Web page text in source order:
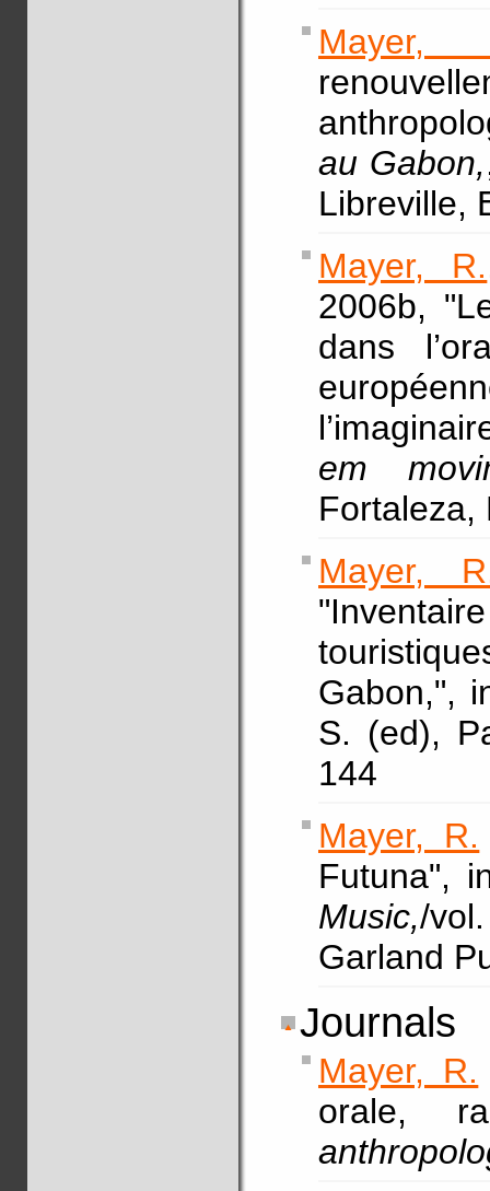
Mayer,
au Gabon,
Libreville,
Mayer, R.
2006b,
dans
em
Fortaleza,
Mayer,
Gabon,",
S. (ed),
144
Mayer, R.
Futuna",
Music,/
Garland
Journals
Mayer, R.
orale,